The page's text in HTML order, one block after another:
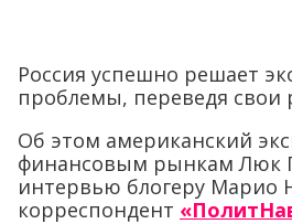
Россия успешно решает
проблемы, переведя свои
Об этом американский
финансовым рынкам Люк
интервью блогеру Марио
корреспондент